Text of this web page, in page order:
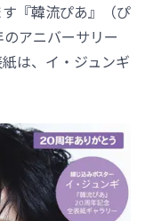
『韓流ぴあ』（ぴ
アニバーサリー
は、イ・ジュンギ